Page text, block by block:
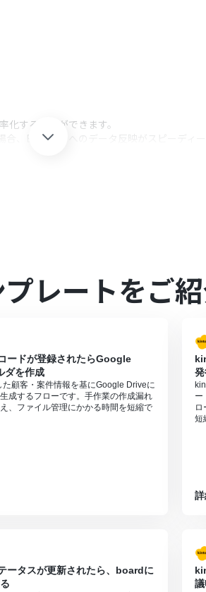
することができます。
、ECサイトへのデータ反映がスピーディ
っております。フリープラン・ミニプラ
レートをご
ードが登録されたらGoogle
ダを作成
た顧客・案件情報を基にGoogle Driveに
成するフローです。手作業の作成漏れ
、ファイル管理にかかる時間を短縮で
ー
短
ータスが更新されたら、boardに